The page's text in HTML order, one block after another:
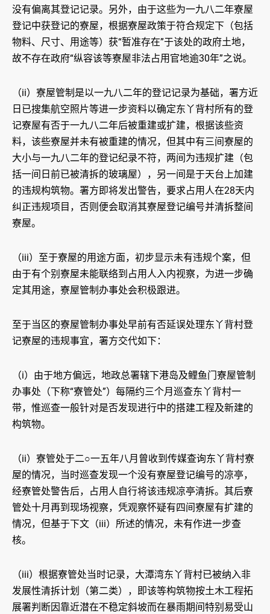
没有偏离其登记记录。另外，由于这些为一九八二年寮屋
登记中获登记的寮屋，根据寮屋政策于符合规定下（包括
物料、尺寸、用途等）获“暂准存在”于该处的政府土地，
故不存在政府“纵容该等寮屋非法占用官地逾30年”之说。
（ii）寮屋管制是以一九八二年的登记记录为基础，署方近
日已搜集航空照片等进一步资料以确定东丫背村所有的登
记寮屋有否于一九八二年后被重建或扩建，根据该些资
料，该些寮屋并未有被重建的情况，但其中有三间寮屋的
大小与一九八二年的登记纪录不符，两间为违规扩建（包
括一间日前已被清拆的玻璃屋），另一间是于天台上加建
的违规构筑物。署方即将发出警告，要求占用人在28天内
纠正违规项目，否则便会取消其寮屋登记编号并清拆整间
寮屋。
（iii）至于寮屋的用途方面，初步显示未有违规个案，但
由于有个别寮屋未能联络到占用人入内视察，为进一步确
定其用途，寮屋管制办事处会积极跟进。
至于当区的寮屋管制办事处早前有否延误处理东丫背村登
记寮屋的违规事宜，署方交代如下：
（i）由于地方偏远，地政总署辖下港岛及鲤鱼门寮屋管制
办事处（下称“寮管处”）每隔约三个月巡查东丫背村一
带，惟巡查一般针对是否发现进行中的搭建工程及新建的
构筑物。
（ii）寮管处于二○一五年八月曾收到传媒查询东丫背村寮
屋的情况，当时巡查发现一个没有寮屋登记编号的凉亭，
经寮管处警告后，占用人自行将该违规凉亭清拆。其后寮
管处十月再到现场视察，凭观察怀疑有四间寮屋有扩建的
情况，但基于下文（iii）所述的情况，未有作进一步查
核。
（iii）根据寮管处当时记录，大潭湾东丫背村已被纳入非
发展性清拆计划（第二类），即该等构筑物按土木工程拓
展署判断因靠近潜在不稳定斜坡而在暴雨期间特别易受山